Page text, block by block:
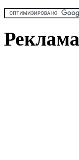
Реклама